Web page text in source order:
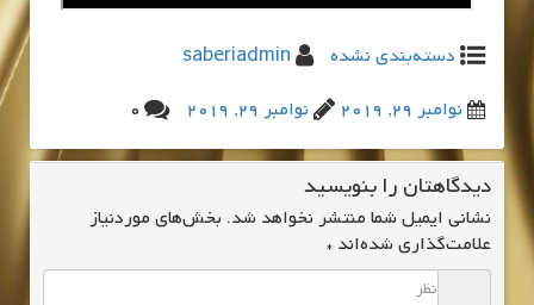
دسته‌بندی نشده
saberiadmin
نوامبر 29, 2019
نوامبر 29, 2019 0
دیدگاهتان را بنویسید
نشانی ایمیل شما منتشر نخواهد شد. بخش‌های موردنیاز
علامت‌گذاری شده‌اند *